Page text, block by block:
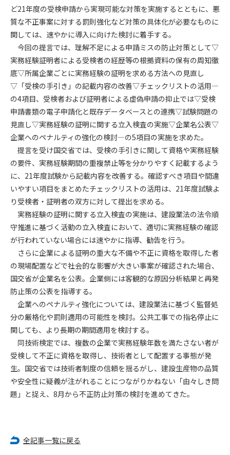
ど21年度の受検申請から実現可能な対策を実施するとともに、悪
質な不正事案に対する罰則強化など対策の具体化が必要なものに
関しては、速やかに導入に向けた検討に着手する。
今回の提言では、理解不足による申請ミスの防止対策として▽
実務経験証明者による受検者の経歴等の根拠資料の保有の周知徹
底▽所属企業ごとに実務経験の証明を求める方法への見直し
▽「受検の手引き」の記載内容の改善▽チェックリストの活用―
の4項目、受検者および証明者による虚偽申請の抑止では▽受検
申請書類の電子申請化と既存データベースとの連携▽試験問題の
見直し▽実務経験の証明に関する立入検査の実施▽企業名公表▽
企業へのペナルティの強化の検討―の5項目の実施を求めた。
提言を受け国交省では、受検の手引きに関して資格や実務経験
の要件、実務経験期間の重複禁止等を分かりやすく記載するよう
に、21年度試験から記載内容を改善する。確認すべき項目や間違
いやすい項目をまとめたチェックリストの活用は、21年度試験よ
り受検者・証明者の双方に対して提出を求める。
実務経験の証明に関する立入検査の実施は、建設業法の法令順
守推進に基づく活動の立入検査において、適切に実務経験の確認
が行われていない場合には速やかに指導、勧告を行う。
さらに企業による証明の重大な不備や不正に資格を取得した者
の現場配置などで社会的な影響が大きい事案が確認された場合、
国交省が企業名を公表。企業側には客観的な原因分析結果と再発
防止策の公表を指導する。
企業へのペナルティ強化については、建設業法に基づく監督処
分の厳格化や罰則適用の可能性を検討。公共工事での指名停止に
関しても、より長期の期間適用を検討する。
同技術検定では、複数の企業で実務経験年数を満たさない者が
受検して不正に資格を取得し、技術者として配置する事態が発
生。国交省では技術者制度の信頼を揺るがし、建設生産物の品質
や安全性に疑義が注がれることにつながりかねない「由々しき問
題」と捉え、8月から不正防止対策の検討を進めてきた。
全記事一覧に戻る
あります。変更内容は、建設資料館WEB上に表示した時点で直
ちに全ての会員が了承したものとみなします。
第4条（会員審査および資格の取り消し）
会員とは、本規約を承諾の上、所定の会員申込手続きを完了
後、管理者がこれを承認した者をいいます。
第4条（会員の定義と登録）
1. 管理者は前条により審査の結果、会員申込みをした者が以下
の何れかの項目に該当することがわかった場合、その者の会
員としての権限を承認しないことがあります。
(1) 会員申し込みをした者が実在しなかった場合
(2) 本規約に違反した場合/li>
(3) 会員申し込みの際、申告事項に虚偽があった場合
(4) 会員申込者が管理者所定の手続き通りに会員申込手続き処
理を行わなかった場合
(5) その他管理者が会員とすることを不適当と判断した場合
2. 管理者は承認後であっても承認した会員が前項の何れかに該
当することが判明した場合、会員資格を取り消すことがあり
ます。
第5条（IDおよびパスワードの管理）
1. 会員は申込の際に管理者が発行したIDおよびパスワードの使
用および管理について責任を負うものとします。
2. 会員は、自己のIDおよびパスワードを、貸与、譲渡、売買、
その他形態を問わず、第三者に利用させることはできませ
ん。
3. 会員は、IDおよびパスワードの管理不十分、使用上の過誤、
第三者（他の会員を含む）の使用等による損害について責任
を負うものとし、管理者は一切責任を負いません。
第6条（会員の禁止事項）
1. 会員は建設資料館WEB上で以下の行為をしないものとしま
す。
為